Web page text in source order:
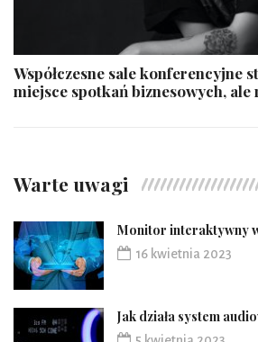
Współczesne sale konferencyjne
miejsce spotkań biznesowych, ale
Warte uwagi
Monitor interaktywny
16 kwietnia 2023
Jak działa system